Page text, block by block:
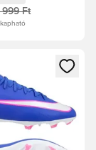
Ft
a tagként
modált a